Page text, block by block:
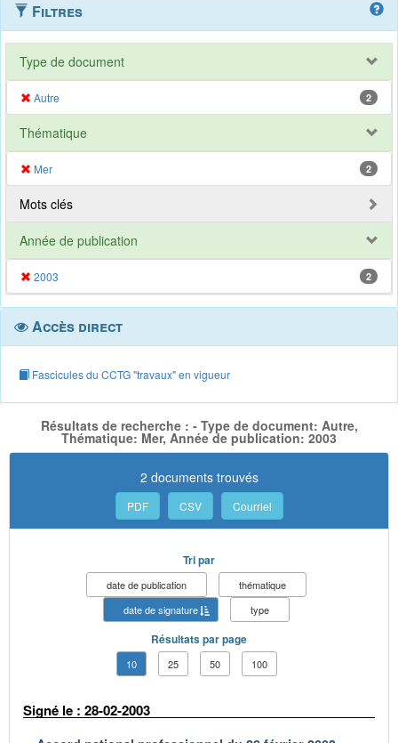
Filtres
Type de document
Autre 2
Thématique
Mer 2
Mots clés
Année de publication
2003 2
Accès direct
Fascicules du CCTG "travaux" en vigueur
Résultats de recherche : - Type de document: Autre,
Thématique: Mer, Année de publication: 2003
2 documents trouvés
PDF CSV Courriel
Tri par
date de publication
thématique
date de signature
type
Résultats par page
10 25 50 100
Signé le : 28-02-2003